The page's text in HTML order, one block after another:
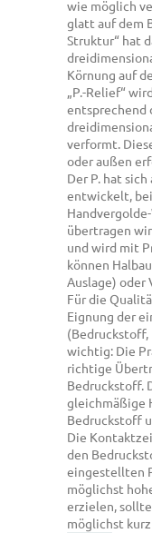
wie möglich
glatt auf dem
Struktur“ hat
Körnung auf
„P.-Relief“
entsprechend
verformt.
oder außen
Der P. hat
entwickelt,
übertragen
und wird mit
können
Auslage) oder
Für die
Eignung der
wichtig: Die
richtige
Bedruckstoff.
gleichmäßige
Bedruckstoff
Die
den
eingestellten
möglichst
erzielen,
möglichst